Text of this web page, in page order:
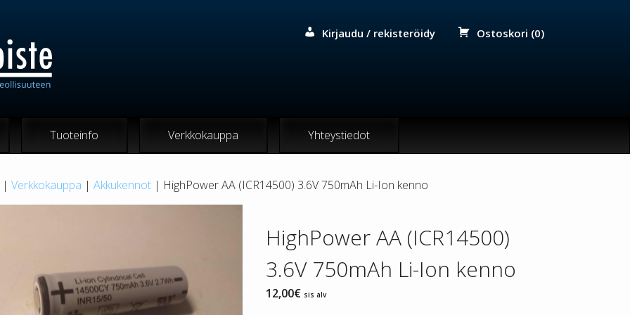
Kirjaudu / rekisteröidy Ostoskori (0)
Tuoteinfo Verkkokauppa Yhteystiedot
| Verkkokauppa | Akkukennot | HighPower AA (ICR14500) 3.6V 750mAh Li-Ion kenno
HighPower AA (ICR14500)
3.6V 750mAh Li-Ion kenno
12,00€ sis alv